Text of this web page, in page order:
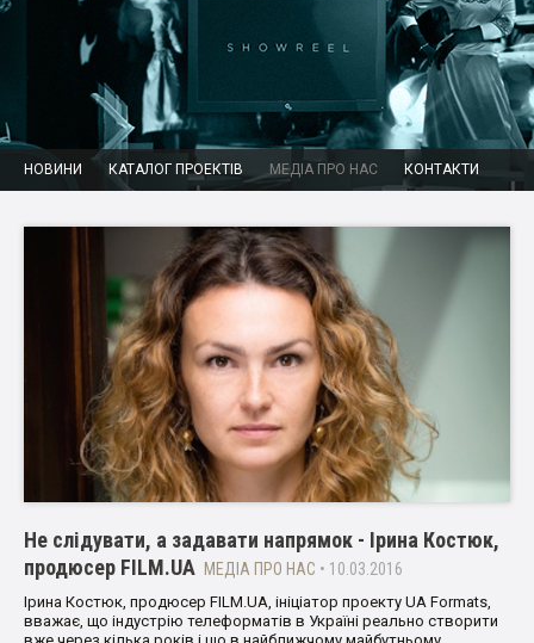
НОВИНИ КАТАЛОГ ПРОЕКТІВ МЕДІА ПРО НАС КОНТАКТИ
Не слідувати, а задавати напрямок - Ірина Костюк,
продюсер FILM.UA МЕДІА ПРО НАС • 10.03.2016
Ірина Костюк, продюсер FILM.UA, ініціатор проекту UA Formats,
вважає, що індустрію телеформатів в Україні реально створити